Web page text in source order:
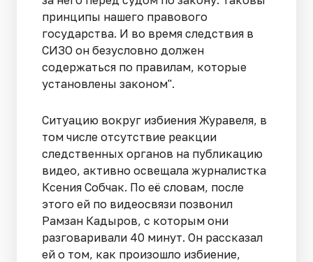
принципы нашего правового
государства. И во время следствия в
СИЗО он безусловно должен
содержаться по правилам, которые
установлены законом".
Ситуацию вокруг избиения Журавеля, в
том числе отсутствие реакции
следственных органов на публикацию
видео, активно освещала журналистка
Ксения Собчак. По её словам, после
этого ей по видеосвязи позвонил
Рамзан Кадыров, с которым они
разговаривали 40 минут. Он рассказал
ей о том, как произошло избиение,